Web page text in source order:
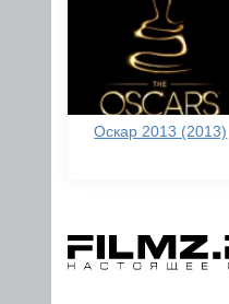
Оскар 2013 (2013)